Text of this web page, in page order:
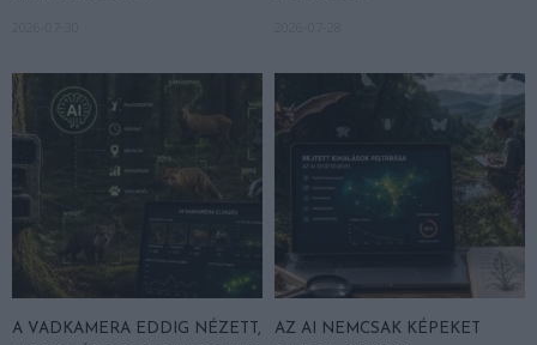
A VADKAMERA EDDIG NÉZETT,
AZ AI NEMCSAK KÉPEKET